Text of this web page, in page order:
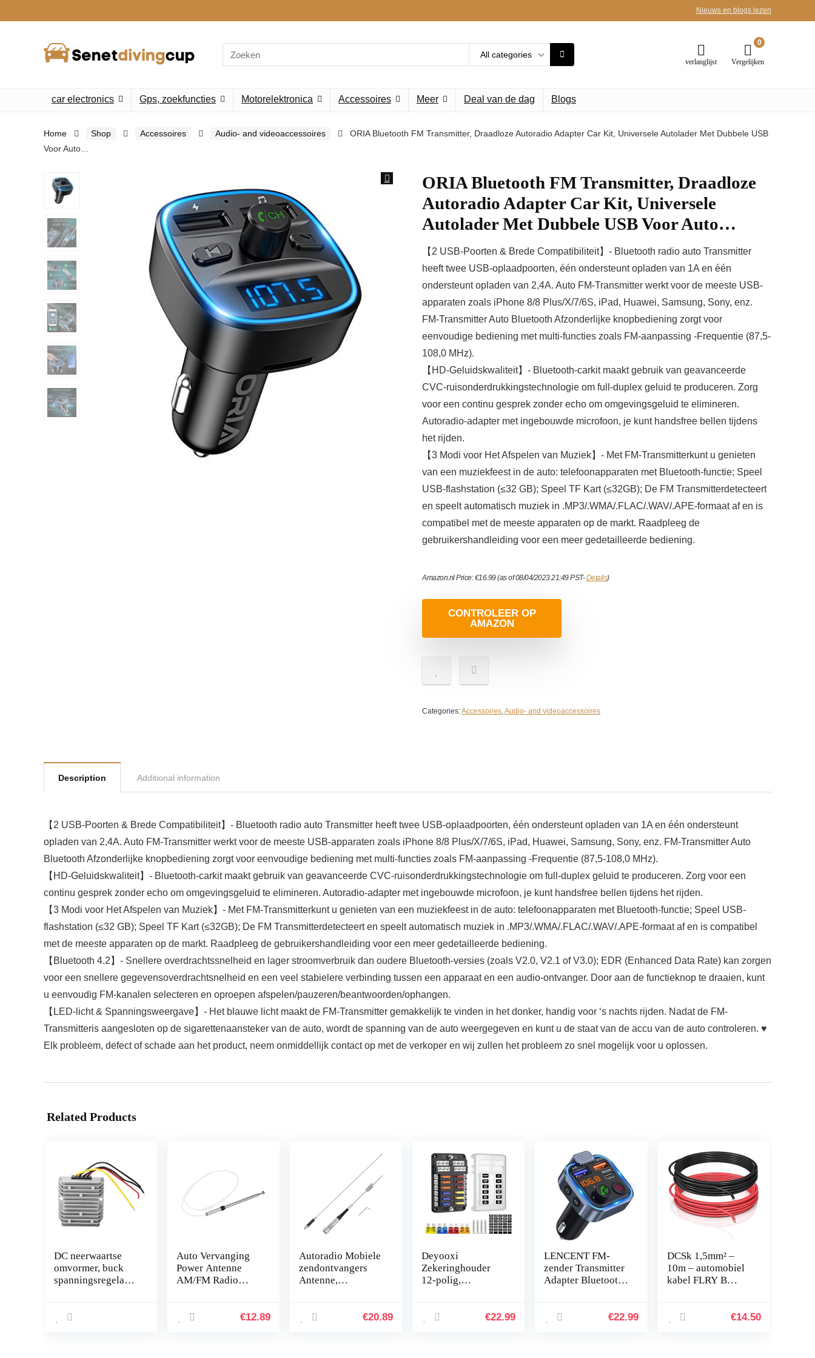
Nieuws en blogs lezen
Search
for:
All categories
verlanglijst
0
Vergelijken
car electronics Gps, zoekfuncties Motorelektronica Accessoires Meer Deal van de dag Blogs
Home Shop Accessoires Audio- and videoaccessoires
ORIA Bluetooth FM Transmitter, Draadloze Autoradio Adapter Car Kit, Universele Autolader Met Dubbele USB
Voor Auto…
ORIA Bluetooth FM Transmitter, Draadloze
Autoradio Adapter Car Kit, Universele
Autolader Met Dubbele USB Voor Auto…
【2 USB-Poorten & Brede Compatibiliteit】- Bluetooth radio auto Transmitter
heeft twee USB-oplaadpoorten, één ondersteunt opladen van 1A en één
ondersteunt opladen van 2,4A. Auto FM-Transmitter werkt voor de meeste USB-
apparaten zoals iPhone 8/8 Plus/X/7/6S, iPad, Huawei, Samsung, Sony, enz.
FM-Transmitter Auto Bluetooth Afzonderlijke knopbediening zorgt voor
eenvoudige bediening met multi-functies zoals FM-aanpassing -Frequentie (87,5-
108,0 MHz).
【HD-Geluidskwaliteit】- Bluetooth-carkit maakt gebruik van geavanceerde
CVC-ruisonderdrukkingstechnologie om full-duplex geluid te produceren. Zorg
voor een continu gesprek zonder echo om omgevingsgeluid te elimineren.
Autoradio-adapter met ingebouwde microfoon, je kunt handsfree bellen tijdens
het rijden.
【3 Modi voor Het Afspelen van Muziek】- Met FM-Transmitterkunt u genieten
van een muziekfeest in de auto: telefoonapparaten met Bluetooth-functie; Speel
USB-flashstation (≤32 GB); Speel TF Kart (≤32GB); De FM Transmitterdetecteert
en speelt automatisch muziek in .MP3/.WMA/.FLAC/.WAV/.APE-formaat af en is
compatibel met de meeste apparaten op de markt. Raadpleeg de
gebruikershandleiding voor een meer gedetailleerde bediening.
Amazon.nl Price:€16.99(as of 08/04/2023 21:49 PST-Details)
CONTROLEER OP
AMAZON
Categories:Accessoires,Audio- and videoaccessoires
Description Additional information
【2 USB-Poorten & Brede Compatibiliteit】- Bluetooth radio auto Transmitter heeft twee USB-oplaadpoorten, één ondersteunt opladen van 1A en één ondersteunt
opladen van 2,4A. Auto FM-Transmitter werkt voor de meeste USB-apparaten zoals iPhone 8/8 Plus/X/7/6S, iPad, Huawei, Samsung, Sony, enz. FM-Transmitter Auto
Bluetooth Afzonderlijke knopbediening zorgt voor eenvoudige bediening met multi-functies zoals FM-aanpassing -Frequentie (87,5-108,0 MHz).
【HD-Geluidskwaliteit】- Bluetooth-carkit maakt gebruik van geavanceerde CVC-ruisonderdrukkingstechnologie om full-duplex geluid te produceren. Zorg voor een
continu gesprek zonder echo om omgevingsgeluid te elimineren. Autoradio-adapter met ingebouwde microfoon, je kunt handsfree bellen tijdens het rijden.
【3 Modi voor Het Afspelen van Muziek】- Met FM-Transmitterkunt u genieten van een muziekfeest in de auto: telefoonapparaten met Bluetooth-functie; Speel USB-
flashstation (≤32 GB); Speel TF Kart (≤32GB); De FM Transmitterdetecteert en speelt automatisch muziek in .MP3/.WMA/.FLAC/.WAV/.APE-formaat af en is compatibel
met de meeste apparaten op de markt. Raadpleeg de gebruikershandleiding voor een meer gedetailleerde bediening.
【Bluetooth 4.2】- Snellere overdrachtssnelheid en lager stroomverbruik dan oudere Bluetooth-versies (zoals V2.0, V2.1 of V3.0); EDR (Enhanced Data Rate) kan zorgen
voor een snellere gegevensoverdrachtsnelheid en een veel stabielere verbinding tussen een apparaat en een audio-ontvanger. Door aan de functieknop te draaien, kunt
u eenvoudig FM-kanalen selecteren en oproepen afspelen/pauzeren/beantwoorden/ophangen.
【LED-licht & Spanningsweergave】- Het blauwe licht maakt de FM-Transmitter gemakkelijk te vinden in het donker, handig voor ‘s nachts rijden. Nadat de FM-
Transmitteris aangesloten op de sigarettenaansteker van de auto, wordt de spanning van de auto weergegeven en kunt u de staat van de accu van de auto controleren. ♥
Elk probleem, defect of schade aan het product, neem onmiddellijk contact op met de verkoper en wij zullen het probleem zo snel mogelijk voor u oplossen.
Related Products
DC neerwaartse
omvormer, buck
spanningsregelaar
spanningsreductor
Auto Vervanging
Power Antenne
AM/FM Radio
Celica MR2
€12.89
Autoradio Mobiele
zendontvangers
Antenne,
2.15dbi/5.5dbi €20.89
Deyooxi
Zekeringhouder
12-polig,
SUV’s, 12 – 32 V,
€22.99
LENCENT FM-
zender Transmitter
Adapter Bluetooth
Basmuziekadapter
€22.99
DCSk 1,5mm² –
10m – automobiel
kabel FLRY B
automobiel kabel
€14.50